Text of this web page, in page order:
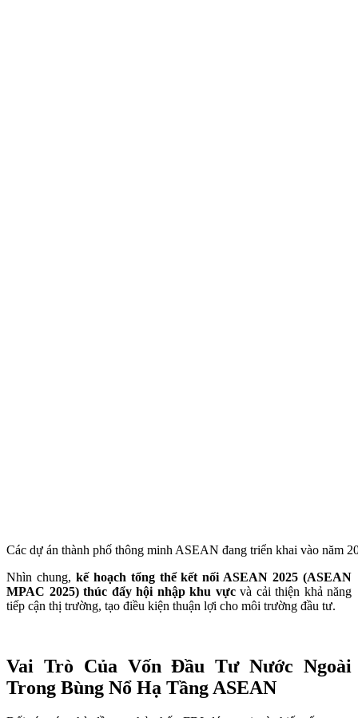
Các dự án thành phố thông minh ASEAN đang triển khai vào năm
Nhìn chung, kế hoạch tổng thể kết nối ASEAN 2025 (ASEAN
MPAC 2025) thúc đẩy hội nhập khu vựcvà cải thiện khả năng
tiếp cận thị trường, tạo điều kiện thuận lợi cho môi trường đầu tư.
Vai Trò Của Vốn Đầu Tư Nước Ngoài
Trong Bùng Nổ Hạ Tầng ASEAN